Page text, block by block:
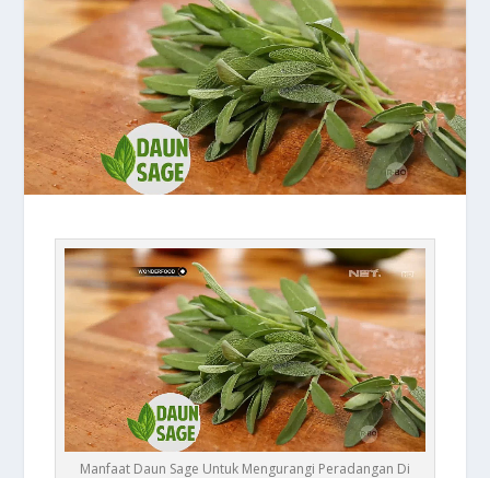
Manfaat Daun Sage Untuk Mengurangi Peradangan Di